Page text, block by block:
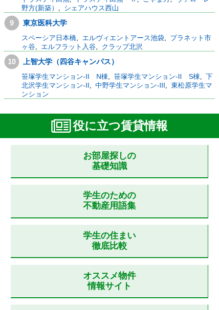
野方(新築）
シェアハウス西山
9 東京医科大学
スペーシア日本橋, エルヴィエントアース池袋, プラネット市
ヶ谷, エルフラット入谷, クラップ北沢
10 上智大学（四谷キャンパス）
笹塚学生マンション-II N棟 笹塚学生マンション-II S棟
下
北沢学生マンション-II
中野学生マンション-III
東松原学生マ
ンション
役に立つ賃貸情報
お部屋探しの
基礎知識
学生のための
不動産用語集
学生の住まい
徹底比較
オススメ物件
情報サイト